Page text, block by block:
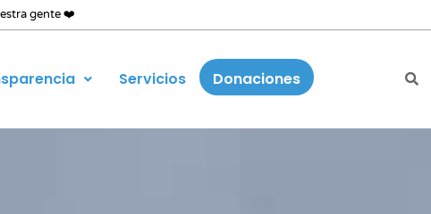
gente ❤️
Servicios Donaciones